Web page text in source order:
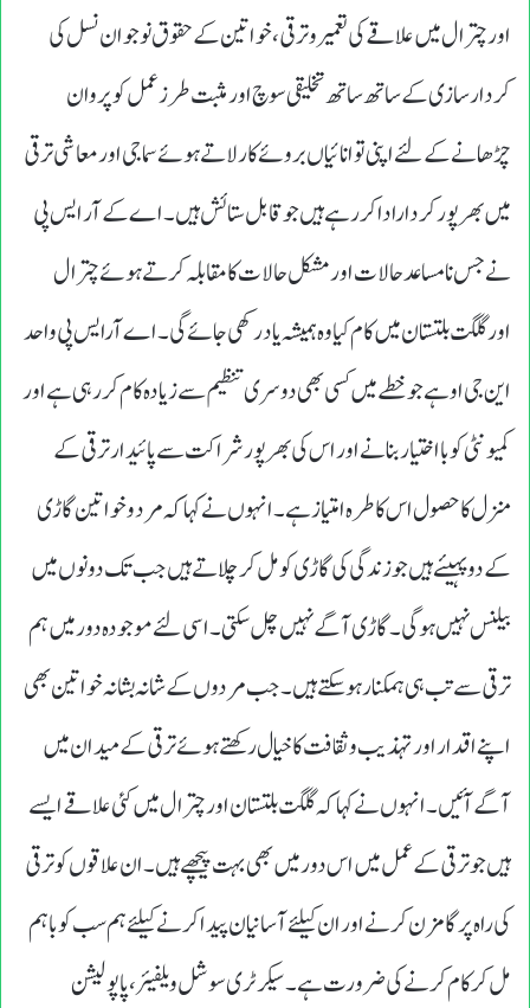
اور چترال میں علاقے کی تعمیروترقی،خواتین کے حقوق نوجوان نسل کی
کردارسازی کے ساتھ ساتھ تخلیقی سوچ اورمثبت طرزعمل کوپروان
چڑھانے کے لئے اپنی توانائیاں بروئے کارلاتے ہوئے سماجی اورمعاشی ترقی
میں بھرپورکرداراداکررہے ہیں جوقابل ستائش ہیں ۔ اے کے آر ایس پی
نے جس نامساعد حالات اور مشکل حالات کا مقابلہ کرتے ہوئے چترال
اورگلگت بلتستان میں کام کیا وہ ہمیشہ یاد رکھی جائے گی۔اے آرایس پی واحد
این جی او ہے جو خطے میں کسی بھی دوسری تنظیم سے زیادہ کام کر رہی ہے اور
کمیونٹی کو بااختیار بنانے اور اس کی بھر پور شراکت سے پائیدار ترقی کے
منزل کا حصول اس کا طرہ امتیاز ہے۔ انہوں نے کہاکہ مرد وخواتین گاڑی
کے دو پہیئے ہیں جو زندگی کی گاڑی کو مل کر چلاتے ہیں جب تک دونوں میں
بیلنس نہیں ہوگی ۔ گاڑی آگےنہیں چل سکتی۔ اسی لئے موجودہ دور میں ہم
ترقی سے تب ہی ہمکنار ہوسکتے ہیں ۔ جب مردوں کے شانہ بشانہ خواتین بھی
اپنے اقدار اور تہذیب و ثقافت کا خیال رکھتے ہوئےترقی کے میدان میں
آگے آئیں ۔انہوں نے کہاکہ گلگت بلتستان اور چترال میں کئی علاقے ایسے
ہیں جو ترقی کےعمل میں اس دور میں بھی بہت پیچھے ہیں ۔ ان علاقوں کو ترقی
کی راہ پر گامزن کرنے اور ان کیلئے آسانیان پیدا کرنے کیلئے ہم سب کو باہم
مل کر کام کرنے کی ضرورت ہے۔سیکرٹری سوشل ویلفیئر،پاپولیشن